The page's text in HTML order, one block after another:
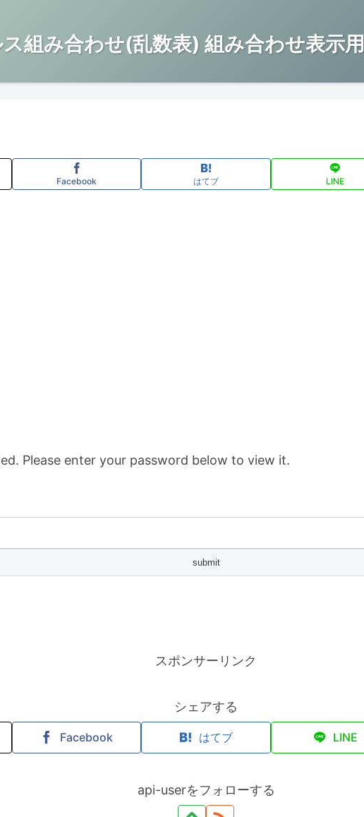
組み合わせ(乱数表) 組み合わせ表示
Facebook はてブ LINE
Please enter your password below to view it.
スポンサーリンク
シェアする
Facebook はてブ LINE
api-userをフォローする